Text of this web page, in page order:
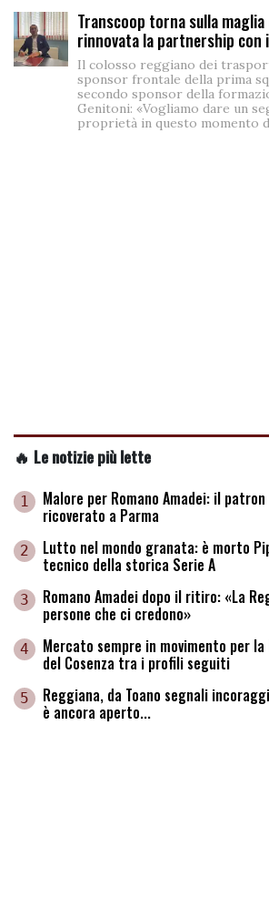
Transcoop torna sulla maglia
rinnovata la partnership con
Il colosso reggiano dei
sponsor frontale della prima
secondo sponsor della
Genitoni: «Vogliamo dare un
proprietà in questo momento
🔥 Le notizie più lette
1 Malore per Romano Amadei: il
ricoverato a Parma
2 Lutto nel mondo granata: è morto
tecnico della storica Serie A
3 Romano Amadei dopo il ritiro: «La
persone che ci credono»
4 Mercato sempre in movimento per
del Cosenza tra i profili seguiti
5 Reggiana, da Toano segnali
è ancora aperto...